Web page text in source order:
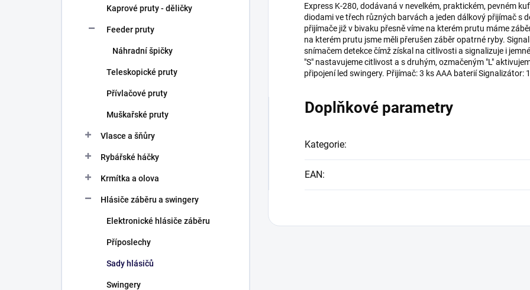
Kaprové pruty - děličky
Feeder pruty
Náhradní špičky
Teleskopické pruty
Přívlačové pruty
Muškařské pruty
Vlasce a šňůry
Rybářské háčky
Krmítka a olova
Hlásiče záběru a swingery
Elektronické hlásiče záběru
Příposlechy
Sady hlásičů
Swingery
Express K-280, dodávaná v nevelkém, praktickém, pevném
diodami ve třech různých barvách a jeden dálkový přijímač s
přijímače již v bivaku přesně víme na kterém prutu máme
na kterém prutu jsme měli přerušen záběr opatrné ryby.
snímačem detekce čímž získal na citlivosti a signalizuje i
"S" nastavujeme citlivost a s druhým, ozmačeným "L"
připojení led swingery. Přijímač: 3 ks AAA baterií Signalizátor:
Doplňkové parametry
Kategorie:
EAN: